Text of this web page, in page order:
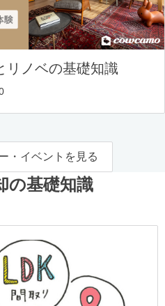
リノベの基礎知識
・イベントを見る
の基礎知識